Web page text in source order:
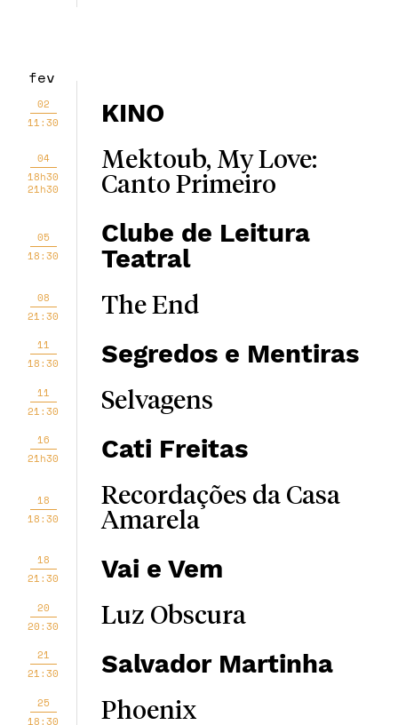
fev
02
11:30
KINO
04
18h30
21h30
Mektoub, My Love:
Canto Primeiro
05
18:30
Clube de Leitura
Teatral
08
21:30
The End
11
18:30
Segredos e Mentiras
11
21:30
Selvagens
16
21h30
Cati Freitas
18
18:30
Recordações da Casa
Amarela
18
21:30
Vai e Vem
20
20:30
Luz Obscura
21
21:30
Salvador Martinha
25
18:30
Phoenix